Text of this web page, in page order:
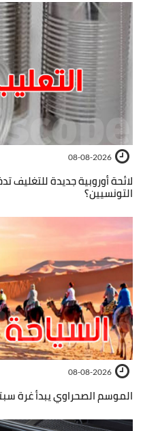
08-08-2026
لائحة أوروبية جديدة للتغليف
التونسيين؟
08-08-2026
الموسم الصحراوي يبدأ غرة